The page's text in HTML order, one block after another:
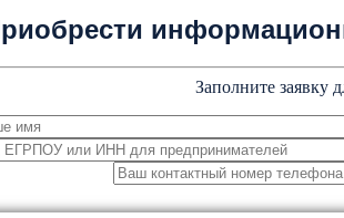
Заполните заявку